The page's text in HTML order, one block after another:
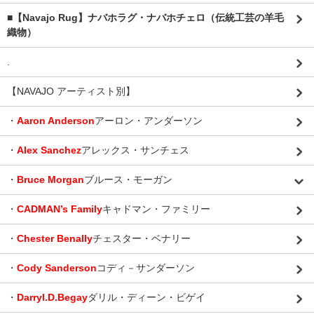
■【Navajo Rug】ナバホラグ・ナバホチェロ（伝統工芸の羊毛
織物）
.
【NAVAJO アーティスト別】
・ Aaron Andersonアーロン・アンダーソン
・ Alex Sanchezアレックス・サンチェス
・ Bruce Morganブルース・モーガン
・ CADMAN’s Familyキャドマン・ファミリー
・ Chester Benallyチェスター・ベナリー
・ Cody Sandersonコディ－サンダーソン
・ Darryl.D.Begayダリル・ディーン・ビゲイ